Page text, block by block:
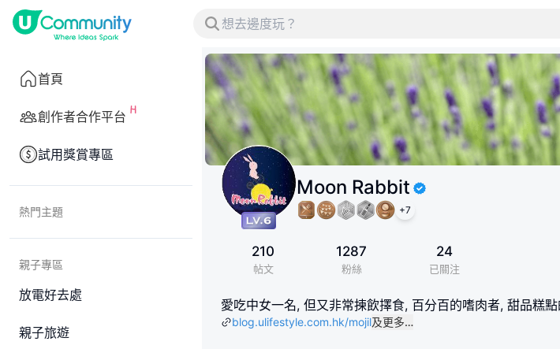
首頁
創作者合作平台
試用獎賞專區
熱門主題
親子專區
放電好去處
親子旅遊
Moon Rabbit
+7
210
帖文
1287
粉絲
24
已關注
愛吃中女一名, 但又非常揀飲擇食, 百分百的嗜肉者, 甜品糕
blog.ulifestyle.com.hk/mojil及更多…